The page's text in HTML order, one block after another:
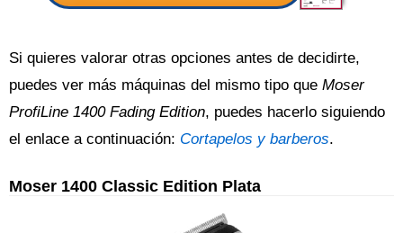
Si quieres valorar otras opciones antes de decidirte,
puedes ver más máquinas del mismo tipo que Moser
ProfiLine 1400 Fading Edition, puedes hacerlo siguiendo
el enlace a continuación: Cortapelos y barberos.
Moser 1400 Classic Edition Plata